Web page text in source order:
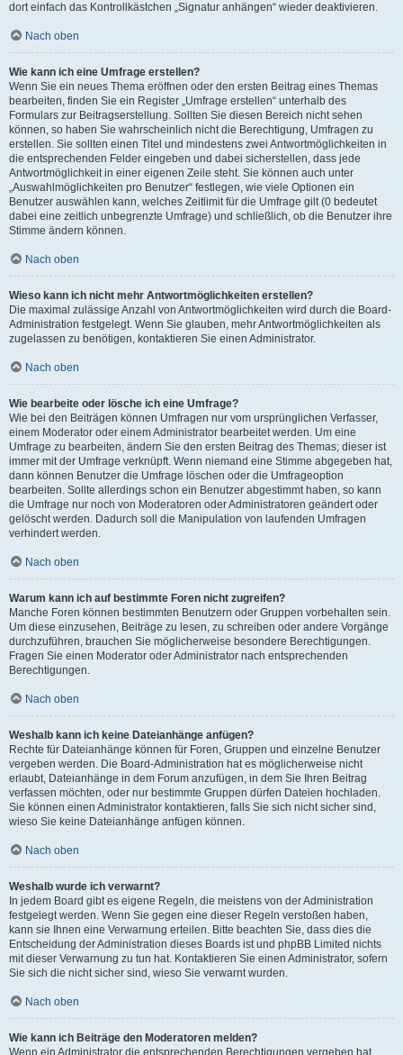
dort einfach das Kontrollkästchen „Signatur anhängen“ wieder deaktivieren.
Nach oben
Wie kann ich eine Umfrage erstellen?
Wenn Sie ein neues Thema eröffnen oder den ersten Beitrag eines Themas
bearbeiten, finden Sie ein Register „Umfrage erstellen“ unterhalb des
Formulars zur Beitragserstellung. Sollten Sie diesen Bereich nicht sehen
können, so haben Sie wahrscheinlich nicht die Berechtigung, Umfragen zu
erstellen. Sie sollten einen Titel und mindestens zwei Antwortmöglichkeiten in
die entsprechenden Felder eingeben und dabei sicherstellen, dass jede
Antwortmöglichkeit in einer eigenen Zeile steht. Sie können auch unter
„Auswahlmöglichkeiten pro Benutzer“ festlegen, wie viele Optionen ein
Benutzer auswählen kann, welches Zeitlimit für die Umfrage gilt (0 bedeutet
dabei eine zeitlich unbegrenzte Umfrage) und schließlich, ob die Benutzer ihre
Stimme ändern können.
Nach oben
Wieso kann ich nicht mehr Antwortmöglichkeiten erstellen?
Die maximal zulässige Anzahl von Antwortmöglichkeiten wird durch die Board-
Administration festgelegt. Wenn Sie glauben, mehr Antwortmöglichkeiten als
zugelassen zu benötigen, kontaktieren Sie einen Administrator.
Nach oben
Wie bearbeite oder lösche ich eine Umfrage?
Wie bei den Beiträgen können Umfragen nur vom ursprünglichen Verfasser,
einem Moderator oder einem Administrator bearbeitet werden. Um eine
Umfrage zu bearbeiten, ändern Sie den ersten Beitrag des Themas; dieser ist
immer mit der Umfrage verknüpft. Wenn niemand eine Stimme abgegeben hat,
dann können Benutzer die Umfrage löschen oder die Umfrageoption
bearbeiten. Sollte allerdings schon ein Benutzer abgestimmt haben, so kann
die Umfrage nur noch von Moderatoren oder Administratoren geändert oder
gelöscht werden. Dadurch soll die Manipulation von laufenden Umfragen
verhindert werden.
Nach oben
Warum kann ich auf bestimmte Foren nicht zugreifen?
Manche Foren können bestimmten Benutzern oder Gruppen vorbehalten sein.
Um diese einzusehen, Beiträge zu lesen, zu schreiben oder andere Vorgänge
durchzuführen, brauchen Sie möglicherweise besondere Berechtigungen.
Fragen Sie einen Moderator oder Administrator nach entsprechenden
Berechtigungen.
Nach oben
Weshalb kann ich keine Dateianhänge anfügen?
Rechte für Dateianhänge können für Foren, Gruppen und einzelne Benutzer
vergeben werden. Die Board-Administration hat es möglicherweise nicht
erlaubt, Dateianhänge in dem Forum anzufügen, in dem Sie Ihren Beitrag
verfassen möchten, oder nur bestimmte Gruppen dürfen Dateien hochladen.
Sie können einen Administrator kontaktieren, falls Sie sich nicht sicher sind,
wieso Sie keine Dateianhänge anfügen können.
Nach oben
Weshalb wurde ich verwarnt?
In jedem Board gibt es eigene Regeln, die meistens von der Administration
festgelegt werden. Wenn Sie gegen eine dieser Regeln verstoßen haben,
kann sie Ihnen eine Verwarnung erteilen. Bitte beachten Sie, dass dies die
Entscheidung der Administration dieses Boards ist und phpBB Limited nichts
mit dieser Verwarnung zu tun hat. Kontaktieren Sie einen Administrator, sofern
Sie sich die nicht sicher sind, wieso Sie verwarnt wurden.
Nach oben
Wie kann ich Beiträge den Moderatoren melden?
Wenn ein Administrator die entsprechenden Berechtigungen vergeben hat,